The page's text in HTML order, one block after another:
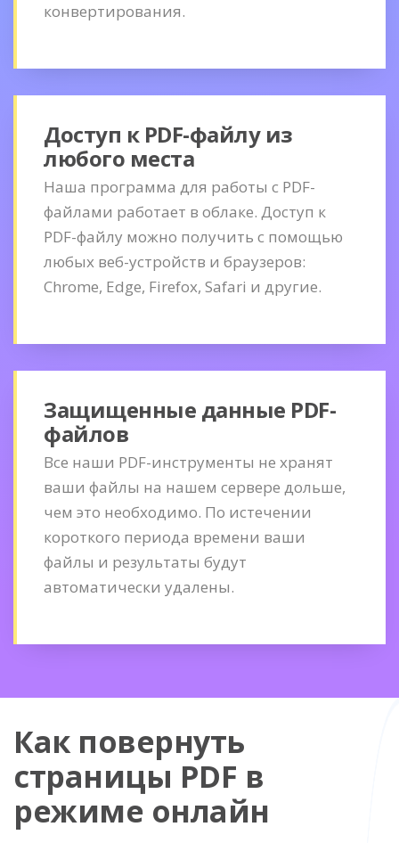
конвертирования.
Доступ к PDF-файлу из
любого места
Наша программа для работы с PDF-
файлами работает в облаке. Доступ к
PDF-файлу можно получить с помощью
любых веб-устройств и браузеров:
Chrome, Edge, Firefox, Safari и другие.
Защищенные данные PDF-
файлов
Все наши PDF-инструменты не хранят
ваши файлы на нашем сервере дольше,
чем это необходимо. По истечении
короткого периода времени ваши
файлы и результаты будут
автоматически удалены.
Как повернуть
страницы PDF в
режиме онлайн